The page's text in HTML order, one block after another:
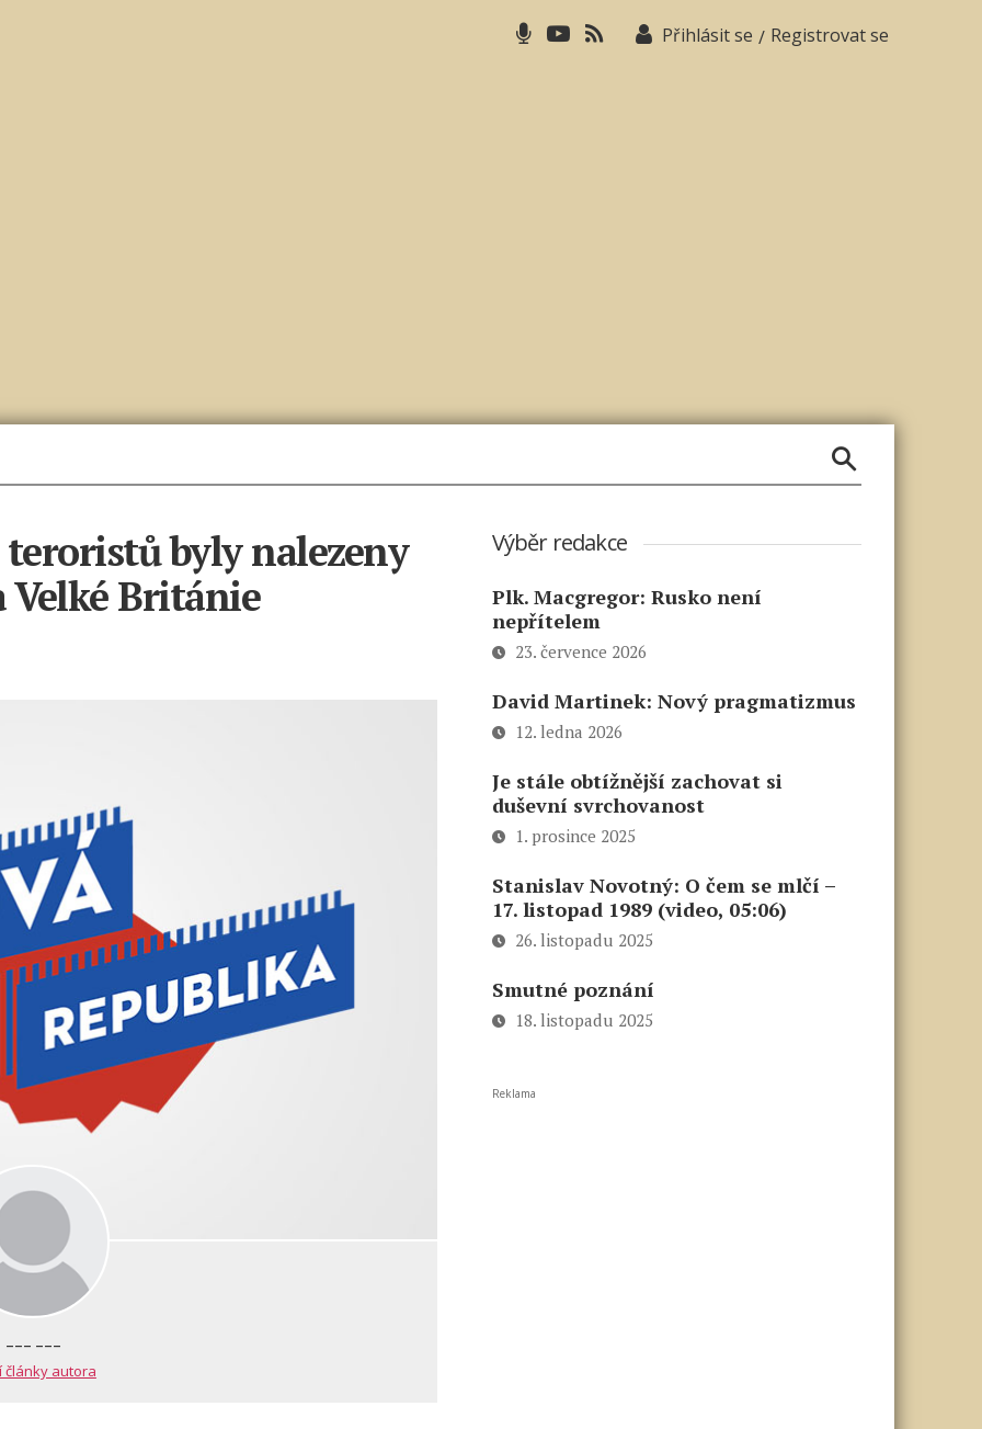
Přihlásit se / Registrovat se
byly nalezeny
Velké Británie
--- ---
články autora
Výběr redakce
Plk. Macgregor: Rusko není
nepřítelem
23. července 2026
David Martinek: Nový pragmatizmus
12. ledna 2026
Je stále obtížnější zachovat si
duševní svrchovanost
1. prosince 2025
Stanislav Novotný: O čem se mlčí –
17. listopad 1989 (video, 05:06)
26. listopadu 2025
Smutné poznání
18. listopadu 2025
Reklama